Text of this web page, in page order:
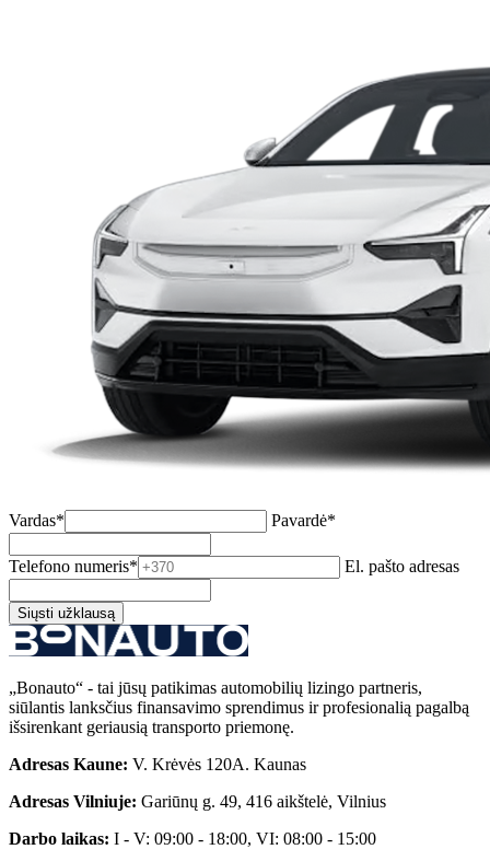
Vardas* Pavardė*
Telefono numeris* El. pašto adresas
Siųsti užklausą
„Bonauto“ - tai jūsų patikimas automobilių lizingo partneris,
siūlantis lanksčius finansavimo sprendimus ir profesionalią pagalbą
išsirenkant geriausią transporto priemonę.
Adresas Kaune: V. Krėvės 120A. Kaunas
Adresas Vilniuje: Gariūnų g. 49, 416 aikštelė, Vilnius
Darbo laikas: I - V: 09:00 - 18:00, VI: 08:00 - 15:00